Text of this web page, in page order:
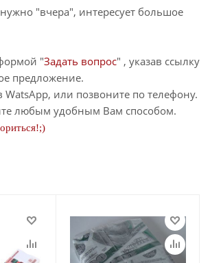
"вчера", интересует большое
"Задать вопрос" , указав ссылку
предложение.
или позвоните по телефону.
любым удобным Вам способом.